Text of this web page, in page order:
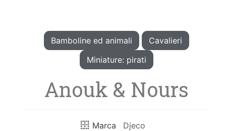
Bamboline ed animali
Cavalieri
Miniature: pirati
Anouk & Nours
Marca Djeco